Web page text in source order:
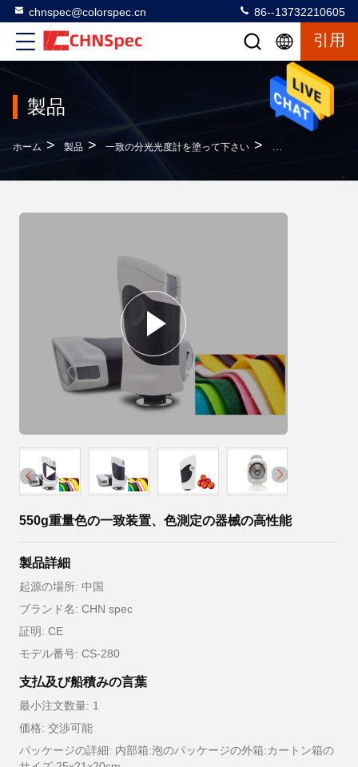
chnspec@colorspec.cn 86--13732210605
引用
製品
ホーム > 製品 > 一致の分光光度計を塗って下さい > 550g重量色の一致
550g重量色の一致装置、色測定の器械の高性能
製品詳細
起源の場所: 中国
ブランド名: CHN spec
証明: CE
モデル番号: CS-280
支払及び船積みの言葉
最小注文数量: 1
価格: 交渉可能
パッケージの詳細: 内部箱:泡のパッケージの外箱:カートン箱の